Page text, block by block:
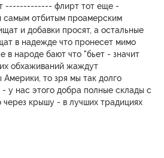
------------- флирт тот еще -
самым отбитым проамерским
и добавки просят, а остальные
в надежде что пронесет мимо
в народе бают что "бьет - значит
обхаживаний жаждут
то зря мы так долго
у нас этого добра полные склады с
через крышу - в лучших традициях